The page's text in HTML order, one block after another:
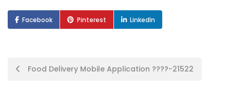
Facebook Pinterest LinkedIn
Postal
Food Delivery Mobile Application ????-21522